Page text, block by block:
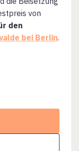
von
den
bei Berlin.